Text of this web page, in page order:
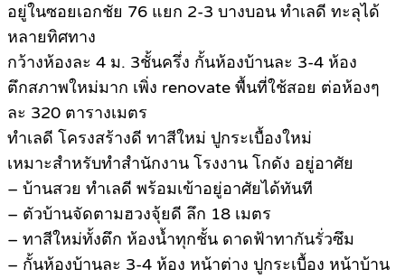
อยู่ในซอยเอกชัย 76 แยก 2-3 บางบอน ทำเลดี ทะลุได้
หลายทิศทาง
กว้างห้องละ 4 ม. 3ชั้นครึ่ง กั้นห้องบ้านละ 3-4 ห้อง
ตึกสภาพใหม่มาก เพิ่ง renovate พื้นที่ใช้สอย ต่อห้องๆ
ละ 320 ตารางเมตร
ทำเลดี โครงสร้างดี ทาสีใหม่ ปูกระเบื้องใหม่
เหมาะสำหรับทำสำนักงาน โรงงาน โกดัง อยู่อาศัย
– บ้านสวย ทำเลดี พร้อมเข้าอยู่อาศัยได้ทันที
– ตัวบ้านจัดตามฮวงจุ้ยดี ลึก 18 เมตร
– ทาสีใหม่ทั้งตึก ห้องน้ำทุกชั้น ดาดฟ้าทากันรั่วซึม
– กั้นห้องบ้านละ 3-4 ห้อง หน้าต่าง ปูกระเบื้อง หน้าบ้าน